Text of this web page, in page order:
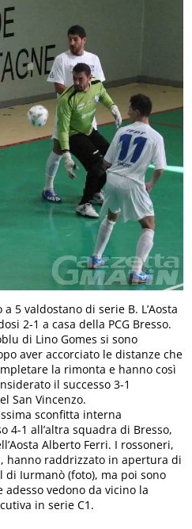
5 valdostano di serie B. L’Aosta
2-1 a casa della PCG Bresso.
di Lino Gomes si sono
aver accorciato le distanze che
la rimonta e hanno così
il successo 3-1
San Vincenzo.
sconfitta interna
4-1 all’altra squadra di Bresso,
Alberto Ferri. I rossoneri,
hanno raddrizzato in apertura di
Iurmanò (foto), ma poi sono
vedono da vicino la
in serie C1.